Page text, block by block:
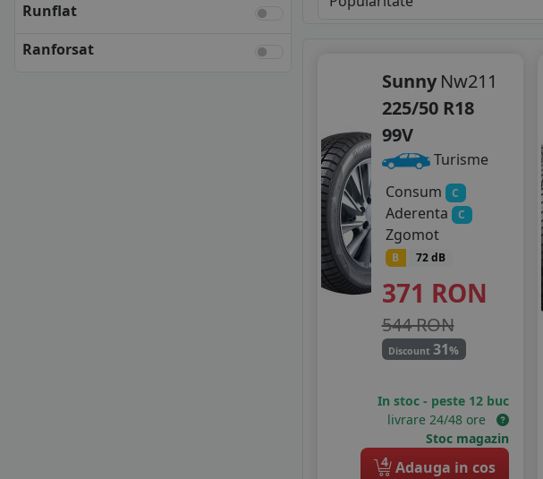
NEXEN
SEMPERIT
Runflat
Ranforsat
Sunny Nw211
225/50 R18
99V
Turisme
Consum
C
Aderenta C
Zgomot
B 72 dB
371 RON
544 RON
Discount31%
In stoc - peste 12 buc
livrare 24/48 ore
Stoc magazin
4 Adauga in cos